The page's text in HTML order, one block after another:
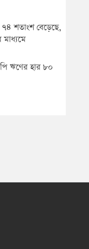
শতাংশ বেড়েছে,
ঋণের হার ৮০